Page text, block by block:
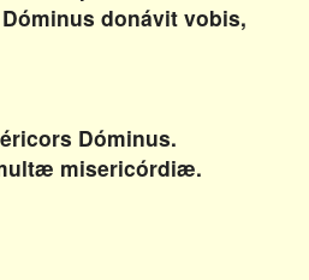
donávit vobis,
Dóminus.
misericórdiæ.